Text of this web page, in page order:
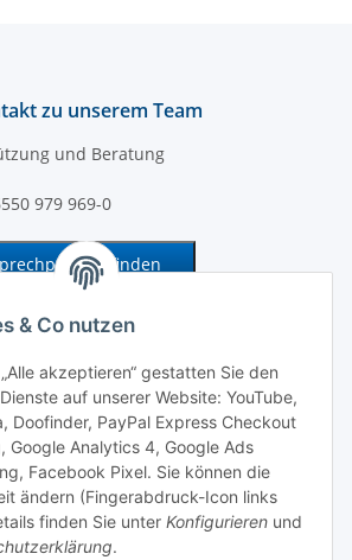
& Co nutzen
akzeptieren“ gestatten Sie den
auf unserer Website: YouTube,
Doofinder, PayPal Express Checkout
Google Analytics 4, Google Ads
Facebook Pixel. Sie können die
ändern (Fingerabdruck-Icon links
finden Sie unter Konfigurieren und
.
zu unserem Team
und Beratung
979 969-0
finden
und Service
und Versand